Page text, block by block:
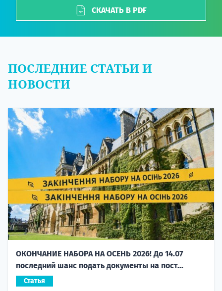
СКАЧАТЬ В PDF
ПОСЛЕДНИЕ СТАТЬИ И
НОВОСТИ
ОКОНЧАНИЕ НАБОРА НА ОСЕНЬ 2026! До 14.07
последний шанс подать документы на пост...
Статья